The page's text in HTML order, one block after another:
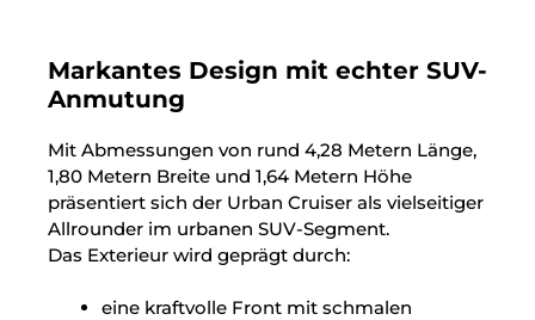
Markantes Design mit echter SUV-
Anmutung
Mit Abmessungen von rund 4,28 Metern Länge,
1,80 Metern Breite und 1,64 Metern Höhe
präsentiert sich der Urban Cruiser als vielseitiger
Allrounder im urbanen SUV-Segment.
Das Exterieur wird geprägt durch:
eine kraftvolle Front mit schmalen